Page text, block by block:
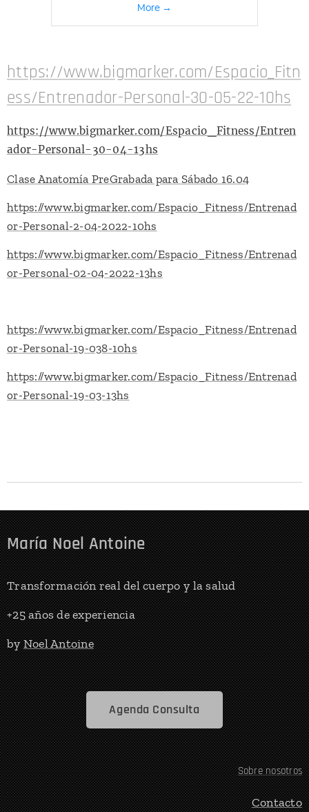
https://www.bigmarker.com/Espacio_Fitn
ess/Entrenador-Personal-30-05-22-10hs
https://www.bigmarker.com/Espacio_Fitness/Entren
ador-Personal-30-04-13hs
Clase Anatomía PreGrabada para Sábado 16.04
https://www.bigmarker.com/Espacio_Fitness/Entrenad
or-Personal-2-04-2022-10hs
https://www.bigmarker.com/Espacio_Fitness/Entrenad
or-Personal-02-04-2022-13hs
https://www.bigmarker.com/Espacio_Fitness/Entrenad
or-Personal-19-038-10hs
https://www.bigmarker.com/Espacio_Fitness/Entrenad
or-Personal-19-03-13hs
María Noel Antoine
Transformación real del cuerpo y la salud
+25 años de experiencia
byNoel Antoine
Agenda Consulta
Sobre nosotros
Contacto